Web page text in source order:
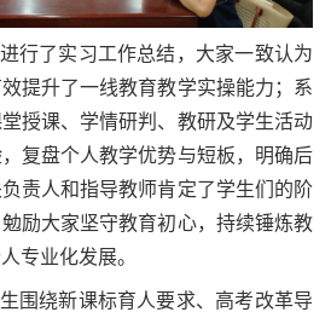
行了实习工作总结，大家一致认为
提升了一线教育教学实操能力；系
授课、学情研判、教研及学生活动
复盘个人教学优势与短板，明确后
责人和指导教师肯定了学生们的阶
励大家坚守教育初心，持续锤炼教
专业化发展。
围绕新课标育人要求、高考改革导